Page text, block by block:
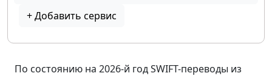
+ Добавить сервис
По состоянию на 2026-й год SWIFT-переводы из